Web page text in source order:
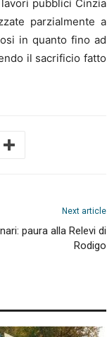
pubblici Cinzia
parzialmente a
in quanto fino ad
il sacrificio fatto
Next article
paura alla Relevi di
Rodigo